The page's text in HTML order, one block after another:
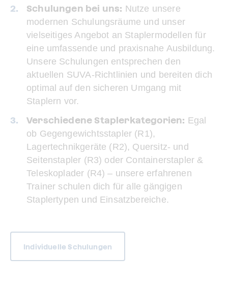
Schulungen bei uns: Nutze unsere
modernen Schulungsräume und unser
vielseitiges Angebot an Staplermodellen für
eine umfassende und praxisnahe Ausbildung.
Unsere Schulungen entsprechen den
aktuellen SUVA-Richtlinien und bereiten dich
optimal auf den sicheren Umgang mit
Staplern vor.
Verschiedene Staplerkategorien: Egal
ob Gegengewichtsstapler (R1),
Lagertechnikgeräte (R2), Quersitz- und
Seitenstapler (R3) oder Containerstapler &
Teleskoplader (R4) – unsere erfahrenen
Trainer schulen dich für alle gängigen
Staplertypen und Einsatzbereiche.
Individuelle Schulungen